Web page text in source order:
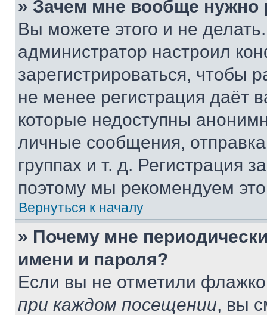
» Зачем мне вообще нужно
Вы можете этого и не
администратор настроил
зарегистрироваться, чтобы
не менее регистрация даёт
которые недоступны
личные сообщения,
группах и т. д. Регистрация
поэтому мы рекомендуем
Вернуться к началу
» Почему мне
имени и пароля?
Если вы не отметили
при каждом посещении, вы